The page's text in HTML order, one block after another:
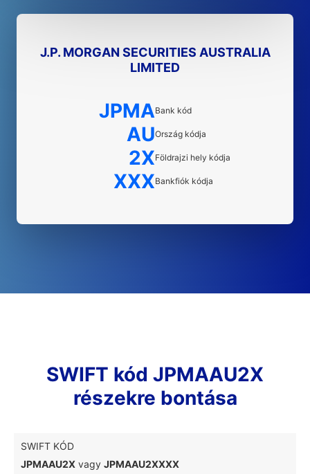
J.P. MORGAN SECURITIES AUSTRALIA
LIMITED
JPMABank kód
AUOrszág kódja
2XFöldrajzi hely kódja
XXXBankfiók kódja
SWIFT kód JPMAAU2X
részekre bontása
SWIFT KÓD
JPMAAU2X vagy JPMAAU2XXXX